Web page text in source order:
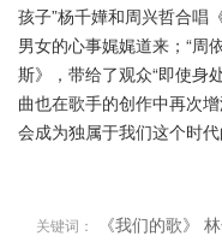
孩子”杨千嬅和周兴哲合唱
男女的心事娓娓道来；“周
斯》，带给了观众“即使身
曲也在歌手的创作中再次
会成为独属于我们这个时代
关键词： 《我们的歌》